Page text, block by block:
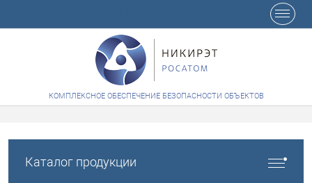
КОМПЛЕКСНОЕ ОБЕСПЕЧЕНИЕ БЕЗОПАСНОСТИ ОБЪЕКТОВ
Каталог продукции